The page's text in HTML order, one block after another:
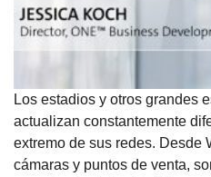
Los estadios y otros grandes
actualizan constantemente
extremo de sus redes. Desde
cámaras y puntos de venta,